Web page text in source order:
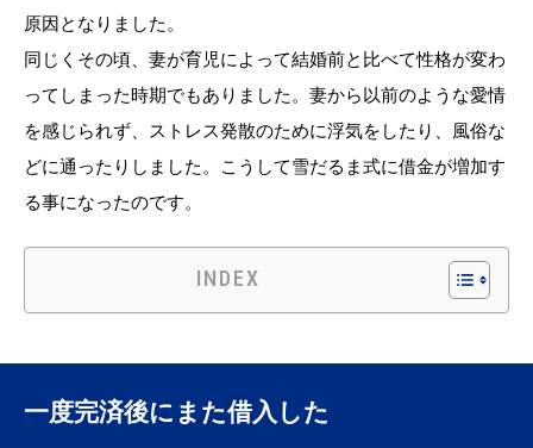
原因となりました。
同じくその頃、妻が育児によって結婚前と比べて性格が変わ
ってしまった時期でもありました。妻から以前のような愛情
を感じられず、ストレス発散のために浮気をしたり、風俗な
どに通ったりしました。こうして雪だるま式に借金が増加す
る事になったのです。
INDEX
一度完済後にまた借入した